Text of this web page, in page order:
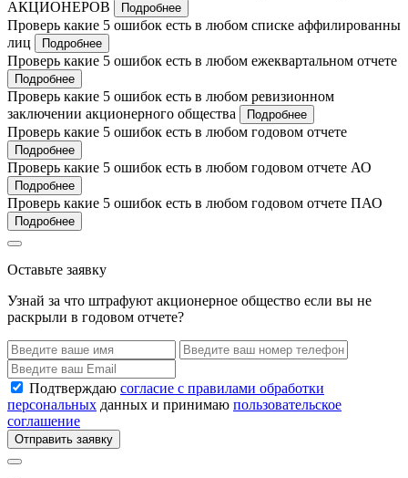
АКЦИОНЕРОВ
Подробнее
Проверь какие 5 ошибок есть в любом списке аффилированны
лиц
Подробнее
Проверь какие 5 ошибок есть в любом ежеквартальном отчете
Подробнее
Проверь какие 5 ошибок есть в любом ревизионном
заключении акционерного общества
Подробнее
Проверь какие 5 ошибок есть в любом годовом отчете
Подробнее
Проверь какие 5 ошибок есть в любом годовом отчете АО
Подробнее
Проверь какие 5 ошибок есть в любом годовом отчете ПАО
Подробнее
Оставьте заявку
Узнай за что штрафуют акционерное общество если вы не
раскрыли в годовом отчете?
Подтверждаю согласие с правилами обработки
персональных данных и принимаю пользовательское
соглашение
Отправить заявку